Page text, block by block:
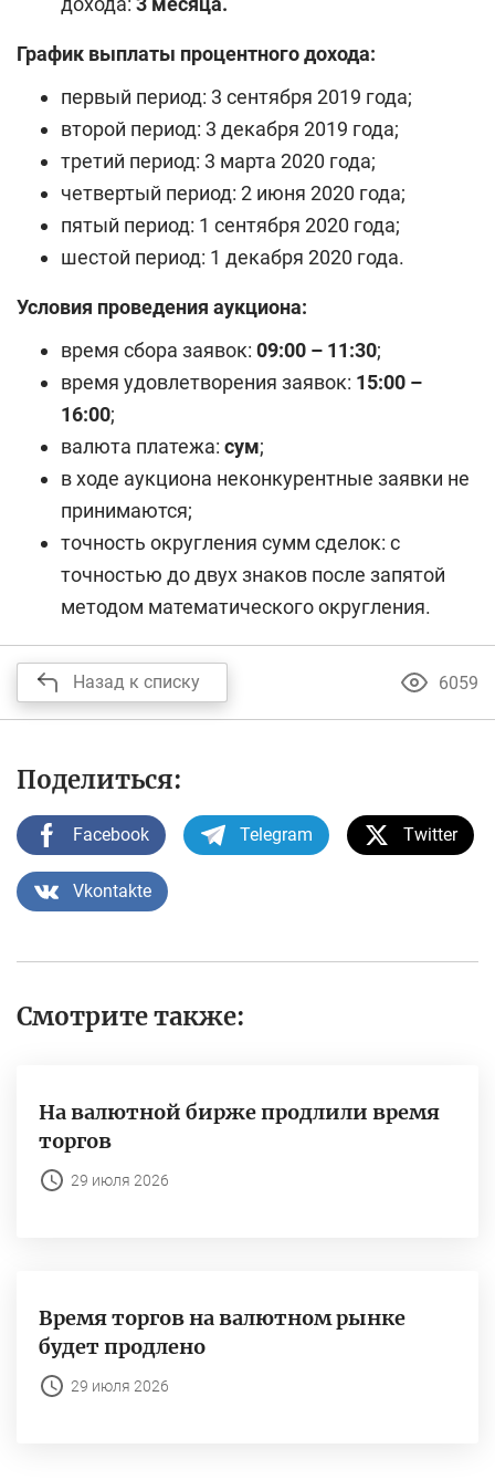
График выплаты процентного дохода:
первый период: 3 сентября 2019 года;
второй период: 3 декабря 2019 года;
третий период: 3 марта 2020 года;
четвертый период: 2 июня 2020 года;
пятый период: 1 сентября 2020 года;
шестой период: 1 декабря 2020 года.
Условия проведения аукциона:
время сбора заявок: 09:00 – 11:30;
время удовлетворения заявок: 15:00 –
16:00;
валюта платежа: сум;
в ходе аукциона неконкурентные заявки не
принимаются;
точность округления сумм сделок: с
точностью до двух знаков после запятой
методом математического округления.
Назад к списку 6059
Поделиться:
Facebook Telegram Twitter
Vkontakte
Смотрите также:
На валютной бирже продлили время
торгов
29 июля 2026
Время торгов на валютном рынке
будет продлено
29 июля 2026